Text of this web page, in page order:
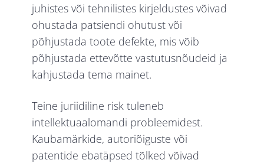
juhistes või tehnilistes kirjeldustes võivad
ohustada patsiendi ohutust või
põhjustada toote defekte, mis võib
põhjustada ettevõtte vastutusnõudeid ja
kahjustada tema mainet.
Teine juriidiline risk tuleneb
intellektuaalomandi probleemidest.
Kaubamärkide, autoriõiguste või
patentide ebatäpsed tõlked võivad